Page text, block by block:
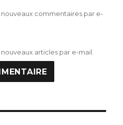
commentaires par e-
articles par e-mail.